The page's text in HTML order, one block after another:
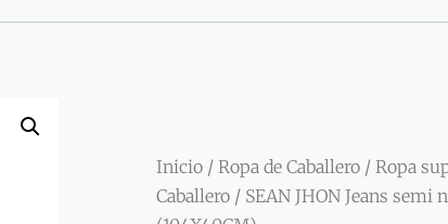
Inicio / Ropa de Caballero / Ropa
Caballero / SEAN JHON Jeans semi